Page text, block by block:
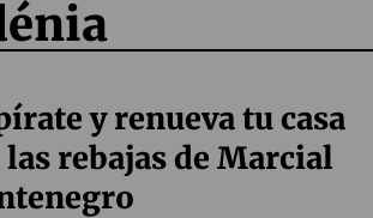
y renueva tu casa
las rebajas de Marcial